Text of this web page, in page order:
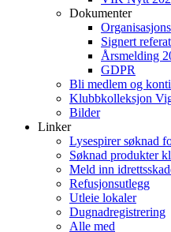
Dokumenter
Signert
Årsmelding
GDPR
Bli medlem og
Klubbkolleksjon
Bilder
Linker
Lysespirer søknad
Søknad produkter
Meld inn
Refusjonsutlegg
Utleie lokaler
Dugnadregistrering
Alle med